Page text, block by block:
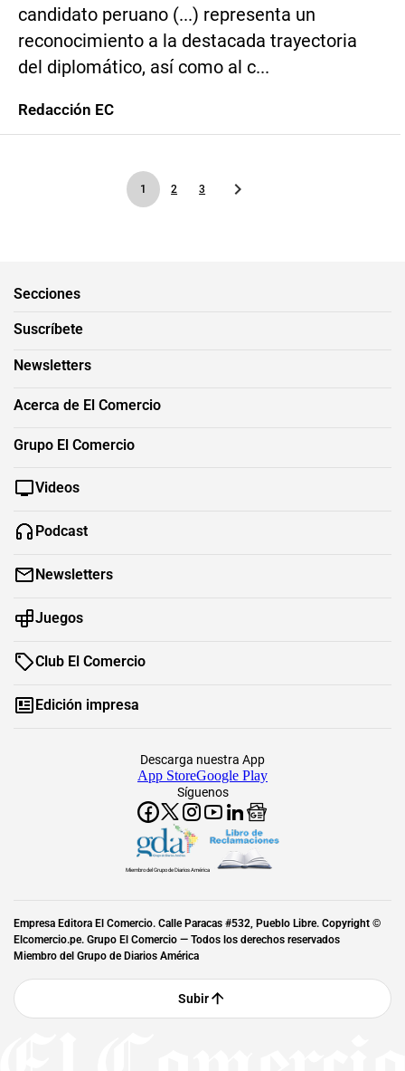
candidato peruano (...) representa un
reconocimiento a la destacada trayectoria
del diplomático, así como al c...
Redacción EC
1 2 3
Secciones
Suscríbete
Newsletters
Acerca de El Comercio
Grupo El Comercio
Videos
Podcast
Newsletters
Juegos
Club El Comercio
Edición impresa
Síguenos
Descarga nuestra App
App StoreGoogle Play
Miembro del Grupo de Diarios América
Empresa Editora El Comercio. Calle Paracas #532, Pueblo Libre. Copyright ©
Elcomercio.pe. Grupo El Comercio — Todos los derechos reservados
Miembro del Grupo de Diarios América
Subir